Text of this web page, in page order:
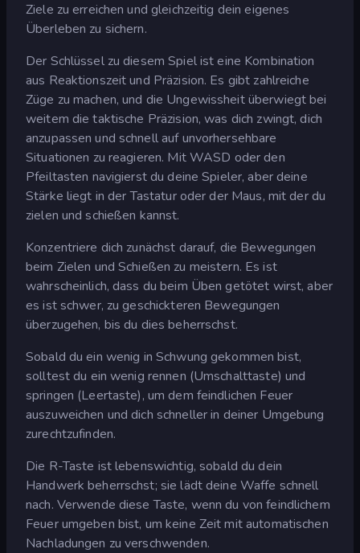
Ziele zu erreichen und gleichzeitig dein eigenes
Überleben zu sichern.
Der Schlüssel zu diesem Spiel ist eine Kombination
aus Reaktionszeit und Präzision. Es gibt zahlreiche
Züge zu machen, und die Ungewissheit überwiegt bei
weitem die taktische Präzision, was dich zwingt, dich
anzupassen und schnell auf unvorhersehbare
Situationen zu reagieren. Mit WASD oder den
Pfeiltasten navigierst du deine Spieler, aber deine
Stärke liegt in der Tastatur oder der Maus, mit der du
zielen und schießen kannst.
Konzentriere dich zunächst darauf, die Bewegungen
beim Zielen und Schießen zu meistern. Es ist
wahrscheinlich, dass du beim Üben getötet wirst, aber
es ist schwer, zu geschickteren Bewegungen
überzugehen, bis du dies beherrschst.
Sobald du ein wenig in Schwung gekommen bist,
solltest du ein wenig rennen (Umschalttaste) und
springen (Leertaste), um dem feindlichen Feuer
auszuweichen und dich schneller in deiner Umgebung
zurechtzufinden.
Die R-Taste ist lebenswichtig, sobald du dein
Handwerk beherrschst; sie lädt deine Waffe schnell
nach. Verwende diese Taste, wenn du von feindlichem
Feuer umgeben bist, um keine Zeit mit automatischen
Nachladungen zu verschwenden.